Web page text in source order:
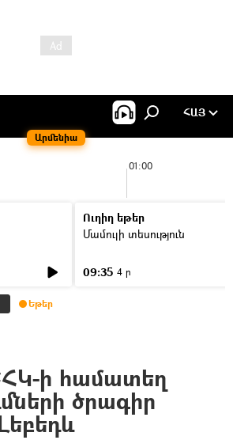
Արմենիա
ՀԱՅ
01:00
Ուղիղ եթեր
Մամուլի տեսություն
09:35 4 ր
Եթեր
ի համատեղ
ծրագիր